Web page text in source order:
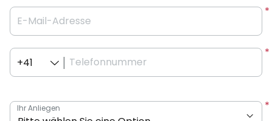
E-Mail-Adresse
Telefonnummer
+41
Ihr Anliegen